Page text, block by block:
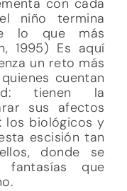
con cada
niño termina
lo que más
1995) Es aquí
un reto más
cuentan
tienen la
sus afectos
los biológicos y
escisión tan
donde se
que